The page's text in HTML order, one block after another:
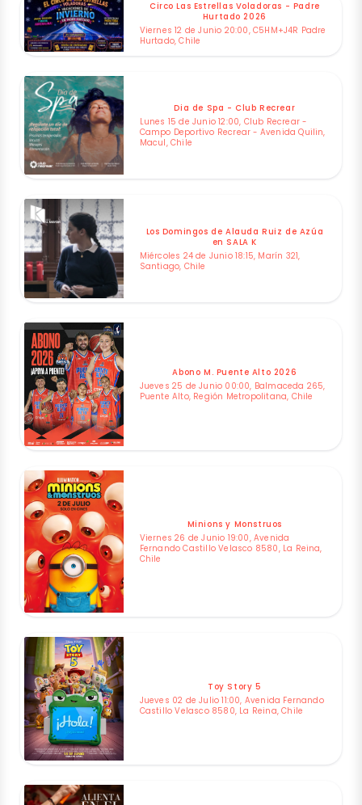
Circo Las Estrellas Voladoras - Padre
Hurtado 2026
Viernes 12 de Junio 20:00, C5HM+J4R Padre
Hurtado, Chile
Dia de Spa - Club Recrear
Lunes 15 de Junio 12:00, Club Recrear -
Campo Deportivo Recrear - Avenida Quilin,
Macul, Chile
Los Domingos de Alauda Ruiz de Azúa
en SALA K
Miércoles 24 de Junio 18:15, Marín 321,
Santiago, Chile
Abono M. Puente Alto 2026
Jueves 25 de Junio 00:00, Balmaceda 265,
Puente Alto, Región Metropolitana, Chile
Minions y Monstruos
Viernes 26 de Junio 19:00, Avenida
Fernando Castillo Velasco 8580, La Reina,
Chile
Toy Story 5
Jueves 02 de Julio 11:00, Avenida Fernando
Castillo Velasco 8580, La Reina, Chile